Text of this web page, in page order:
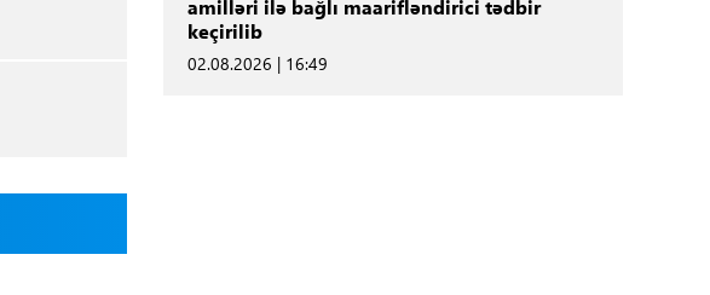
amilləri ilə bağlı maarifləndirici tədbir
keçirilib
02.08.2026 | 16:49